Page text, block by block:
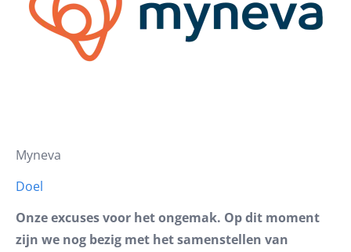
Myneva
Doel
Onze excuses voor het ongemak. Op dit moment
zijn we nog bezig met het samenstellen van